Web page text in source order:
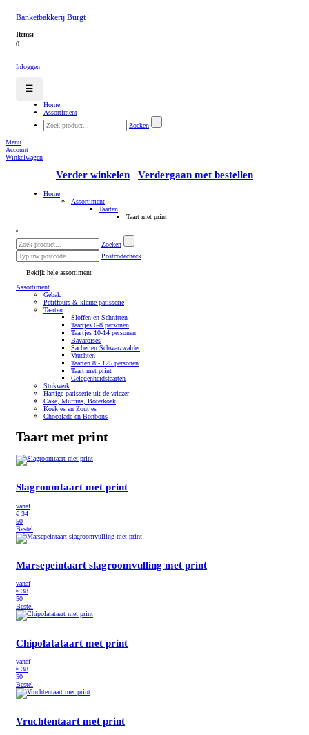
Banketbakkerij Burgt
Items:
0
Inloggen
☰
Home
Assortiment
Zoeken
Menu
Account
Winkelwagen
Verder winkelen Verdergaan met bestellen
Home
Assortiment
Taarten
Taart met print
Zoeken
Postcodecheck
Bekijk hele assortiment
Assortiment
Gebak
Petitfours & kleine patisserie
Taarten
Sloffen en Schnitten
Taartjes 6-8 personen
Taartjes 10-14 personen
Bavaroises
Sacher en Schwarzwalder
Vruchten
Taarten 8 - 125 personen
Taart met print
Gelegenheidstaarten
Stukwerk
Hartige patisserie uit de vriezer
Cake, Muffins, Boterkoek
Koekjes en Zoutjes
Chocolade en Bonbons
Taart met print
Slagroomtaart met print
vanaf
€ 34
50
Bestel
Marsepeintaart slagroomvulling met print
vanaf
€ 38
50
Bestel
Chipolatataart met print
vanaf
€ 38
50
Bestel
Vruchtentaart met print